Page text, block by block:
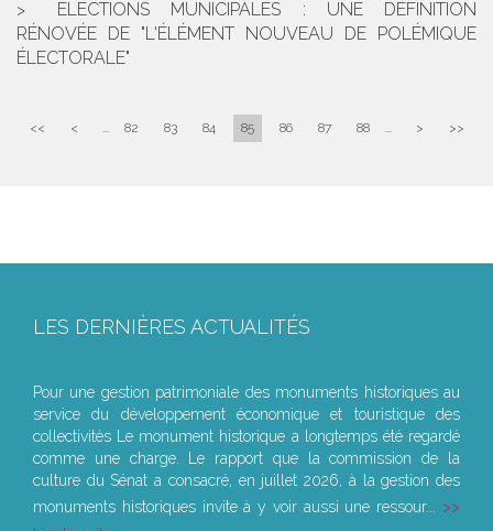
ELECTIONS MUNICIPALES : UNE DÉFINITION
RÉNOVÉE DE "L'ÉLÉMENT NOUVEAU DE POLÉMIQUE
ÉLECTORALE"
<< < ... 82 83 84 85 86 87 88 ... > >>
LES DERNIÈRES ACTUALITÉS
Pour une gestion patrimoniale des monuments historiques au
service du développement économique et touristique des
collectivités Le monument historique a longtemps été regardé
comme une charge. Le rapport que la commission de la
culture du Sénat a consacré, en juillet 2026, à la gestion des
monuments historiques invite à y voir aussi une ressour...